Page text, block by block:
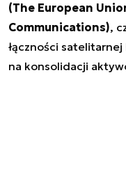
(The European
Communications),
łączności
na konsolidacji